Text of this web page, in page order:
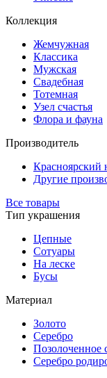
Коллекция
Жемчужная
Классика
Мужская
Свадебная
Тотемная
Узел счастья
Флора и фауна
Производитель
Красноярский
Другие
Все товары
Тип украшения
Цепные
Сотуары
На леске
Бусы
Материал
Золото
Серебро
Позолоченное
Серебро